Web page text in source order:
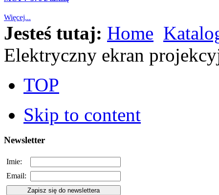
Więcej...
Jesteś tutaj: Home
Elektryczny ekran
TOP
Skip to content
Newsletter
Imie:
Email: